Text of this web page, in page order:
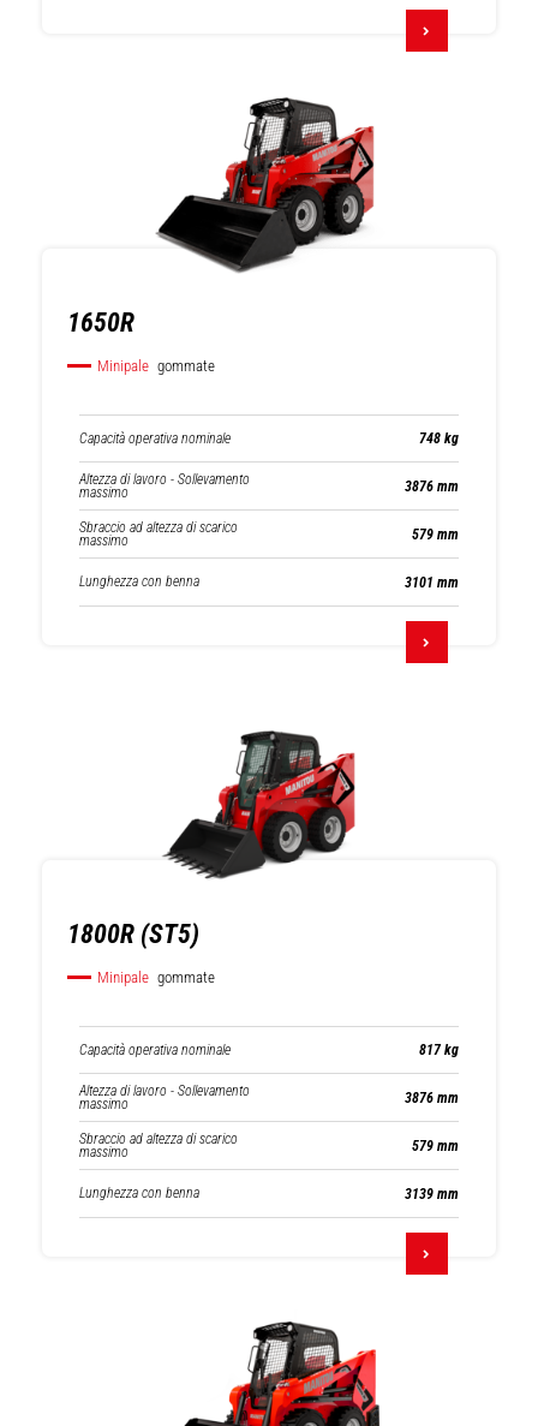
1650R
Minipale gommate
Capacità operativa nominale 748 kg
Altezza di lavoro - Sollevamento
massimo 3876 mm
Sbraccio ad altezza di scarico
massimo 579 mm
Lunghezza con benna 3101 mm
1800R (ST5)
Minipale gommate
Capacità operativa nominale 817 kg
Altezza di lavoro - Sollevamento
massimo 3876 mm
Sbraccio ad altezza di scarico
massimo 579 mm
Lunghezza con benna 3139 mm